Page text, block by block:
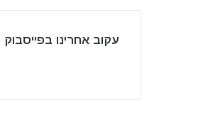
עקוב אחרינו בפייסבוק